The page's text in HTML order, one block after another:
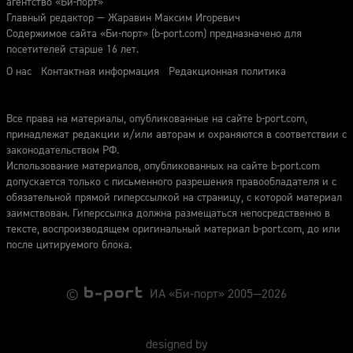
Главный редактор — Жаравин Максим Игоревич
Содержимое сайта «Би-порт» (b-port.com) предназначено для
посетителей старше 16 лет.
О нас
Контактная информация Редакционная политика
Все права на материалы, опубликованные на сайте b-port.com,
принадлежат редакции и/или авторам и охраняются в соответствии с
законодательством РФ.
Использование материалов, опубликованных на сайте b-port.com
допускается только с письменного разрешения правообладателя и с
обязательной прямой гиперссылкой на страницу, с которой материал
заимствован. Гиперссылка должна размещаться непосредственно в
тексте, воспроизводящем оригинальный материал b-port.com, до или
после цитируемого блока.
© ИА «Би-порт» 2005—2026
designed by